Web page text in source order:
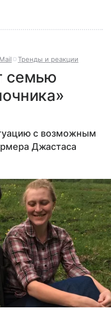
Тренды и реакции
семью
с возможным
Джастаса